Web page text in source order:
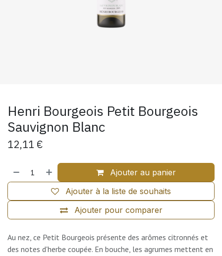
Henri Bourgeois Petit Bourgeois
Sauvignon Blanc
12,11 €
Ajouter au panier
Ajouter pour comparer
Ajouter à la liste de souhaits
Au nez, ce Petit Bourgeois présente des arômes citronnés et
des notes d'herbe coupée. En bouche, les agrumes mettent en